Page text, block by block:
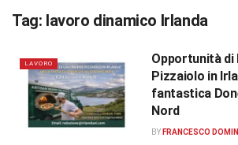
Tag: lavoro dinamico Irlanda
LAVORO
Opportunità di
Pizzaiolo in
fantastica
Nord
BY FRANCESCO